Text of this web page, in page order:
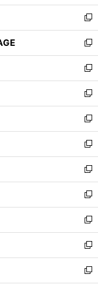
ウ
で
開
く
ン
ド
ウ
で
開
く
新
し
い
ウ
ィ
ン
ド
ウ
で
開
く
新
し
い
ウ
ィ
ン
ド
ウ
で
開
く
新
し
い
ウ
ィ
ン
ド
ウ
で
開
く
新
し
い
ウ
ィ
ン
ド
ウ
で
開
く
新
し
い
ウ
ィ
ン
ド
ウ
で
開
く
新
し
い
ウ
ィ
ン
ド
ウ
で
開
く
新
し
い
ウ
ィ
ン
ド
ウ
で
開
新
し
い
ウ
ィ
ン
ド
ウ
新
し
い
ウ
ィ
ン
新
し
い
ウ
新
し